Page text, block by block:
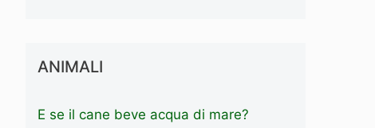
ANIMALI
E se il cane beve acqua di mare?